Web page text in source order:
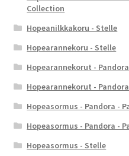
Collection
Hopeanilkkakoru - Stelle
Hopearannekoru - Stelle
Hopearannekorut -
Hopearannekorut -
Hopeasormus - Pandora -
Hopeasormus - Pandora -
Hopeasormus - Stelle